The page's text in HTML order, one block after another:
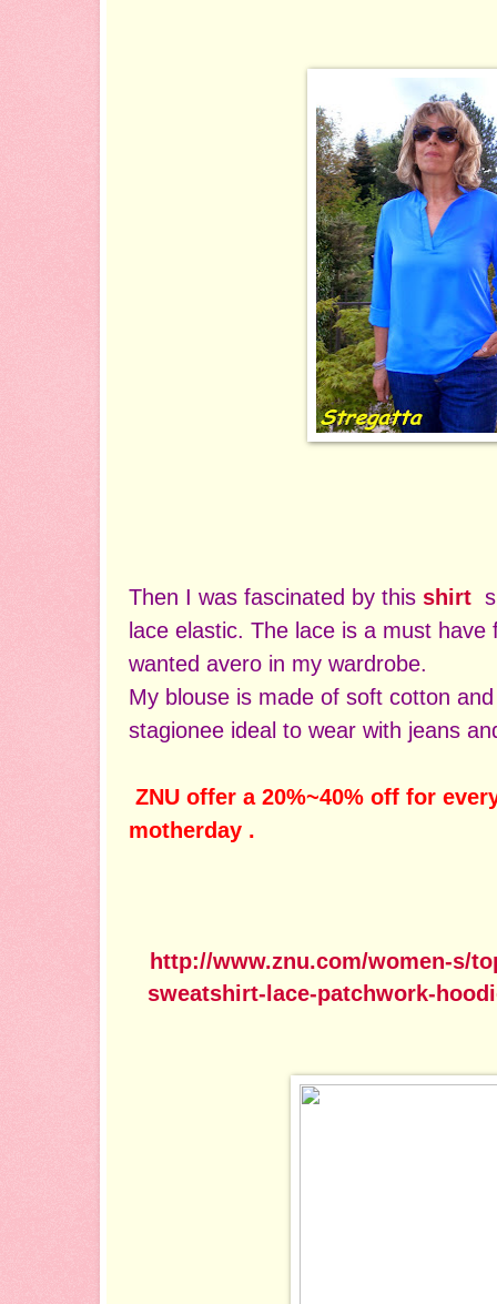
Then I was fascinated by this shirt
lace elastic. The lace is a must
wanted avero in my wardrobe.
My blouse is made of soft cotton
stagionee ideal to wear with jeans
ZNU offer a 20%~40% off for
motherday .
http://www.znu.com/women-s/
sweatshirt-lace-patchwork-